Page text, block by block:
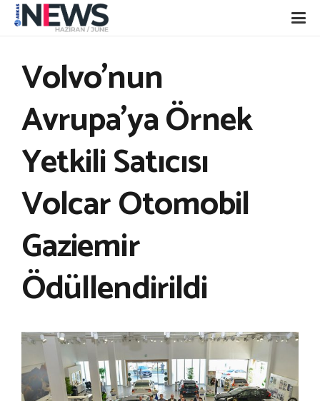
Volvo’nun
Avrupa’ya Örnek
Yetkili Satıcısı
Volcar Otomobil
Gaziemir
Ödüllendirildi